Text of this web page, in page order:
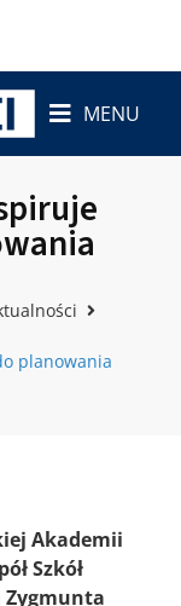
MENU
planowania
Akademii
Szkół
Zygmunta